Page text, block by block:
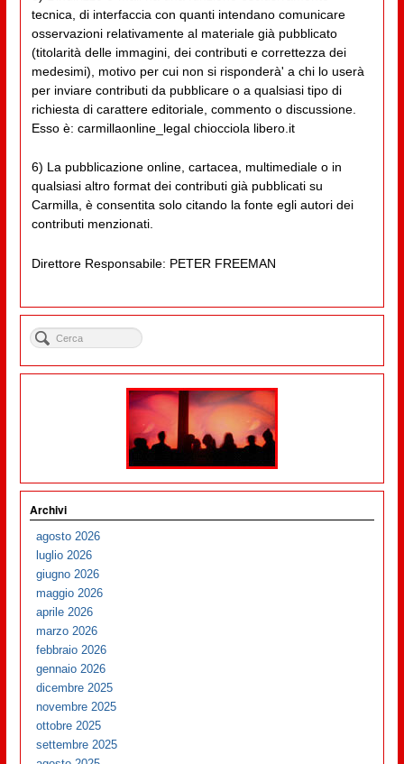
tecnica, di interfaccia con quanti intendano comunicare
osservazioni relativamente al materiale già pubblicato
(titolarità delle immagini, dei contributi e correttezza dei
medesimi), motivo per cui non si risponderà' a chi lo userà
per inviare contributi da pubblicare o a qualsiasi tipo di
richiesta di carattere editoriale, commento o discussione.
Esso è: carmillaonline_legal chiocciola libero.it
6) La pubblicazione online, cartacea, multimediale o in
qualsiasi altro format dei contributi già pubblicati su
Carmilla, è consentita solo citando la fonte egli autori dei
contributi menzionati.
Direttore Responsabile: PETER FREEMAN
Archivi
agosto 2026
luglio 2026
giugno 2026
maggio 2026
aprile 2026
marzo 2026
febbraio 2026
gennaio 2026
dicembre 2025
novembre 2025
ottobre 2025
settembre 2025